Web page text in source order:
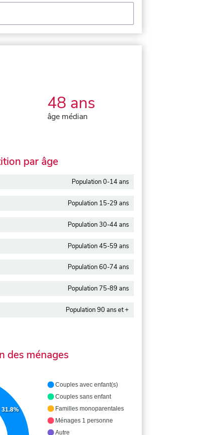
48 ans
âge médian
par âge
Population 0-14 ans
Population 15-29 ans
Population 30-44 ans
Population 45-59 ans
Population 60-74 ans
Population 75-89 ans
Population 90 ans et +
des ménages
31.8%
Couples avec enfant(s)
Couples sans enfant
Familles monoparentales
Ménages 1 personne
Autre